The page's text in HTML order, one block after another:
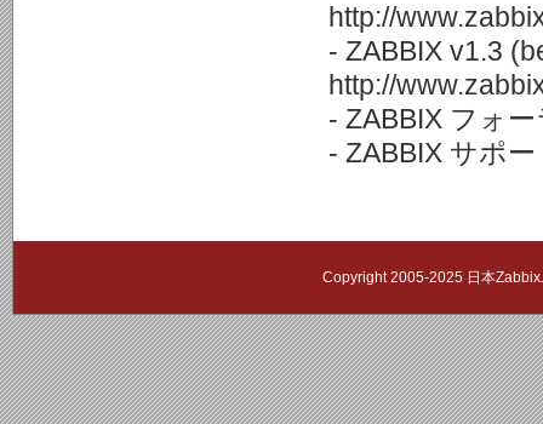
http://
- ZABBIX v1.3
http://
- ZABBIX フォ
- ZABBIX サポ
Copyright 2005-2025 日本